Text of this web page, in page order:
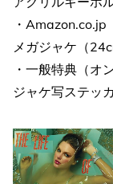
・Amazon.co.jp
メガジャケ（
・一般特典（オ
ジャケ写ステッ